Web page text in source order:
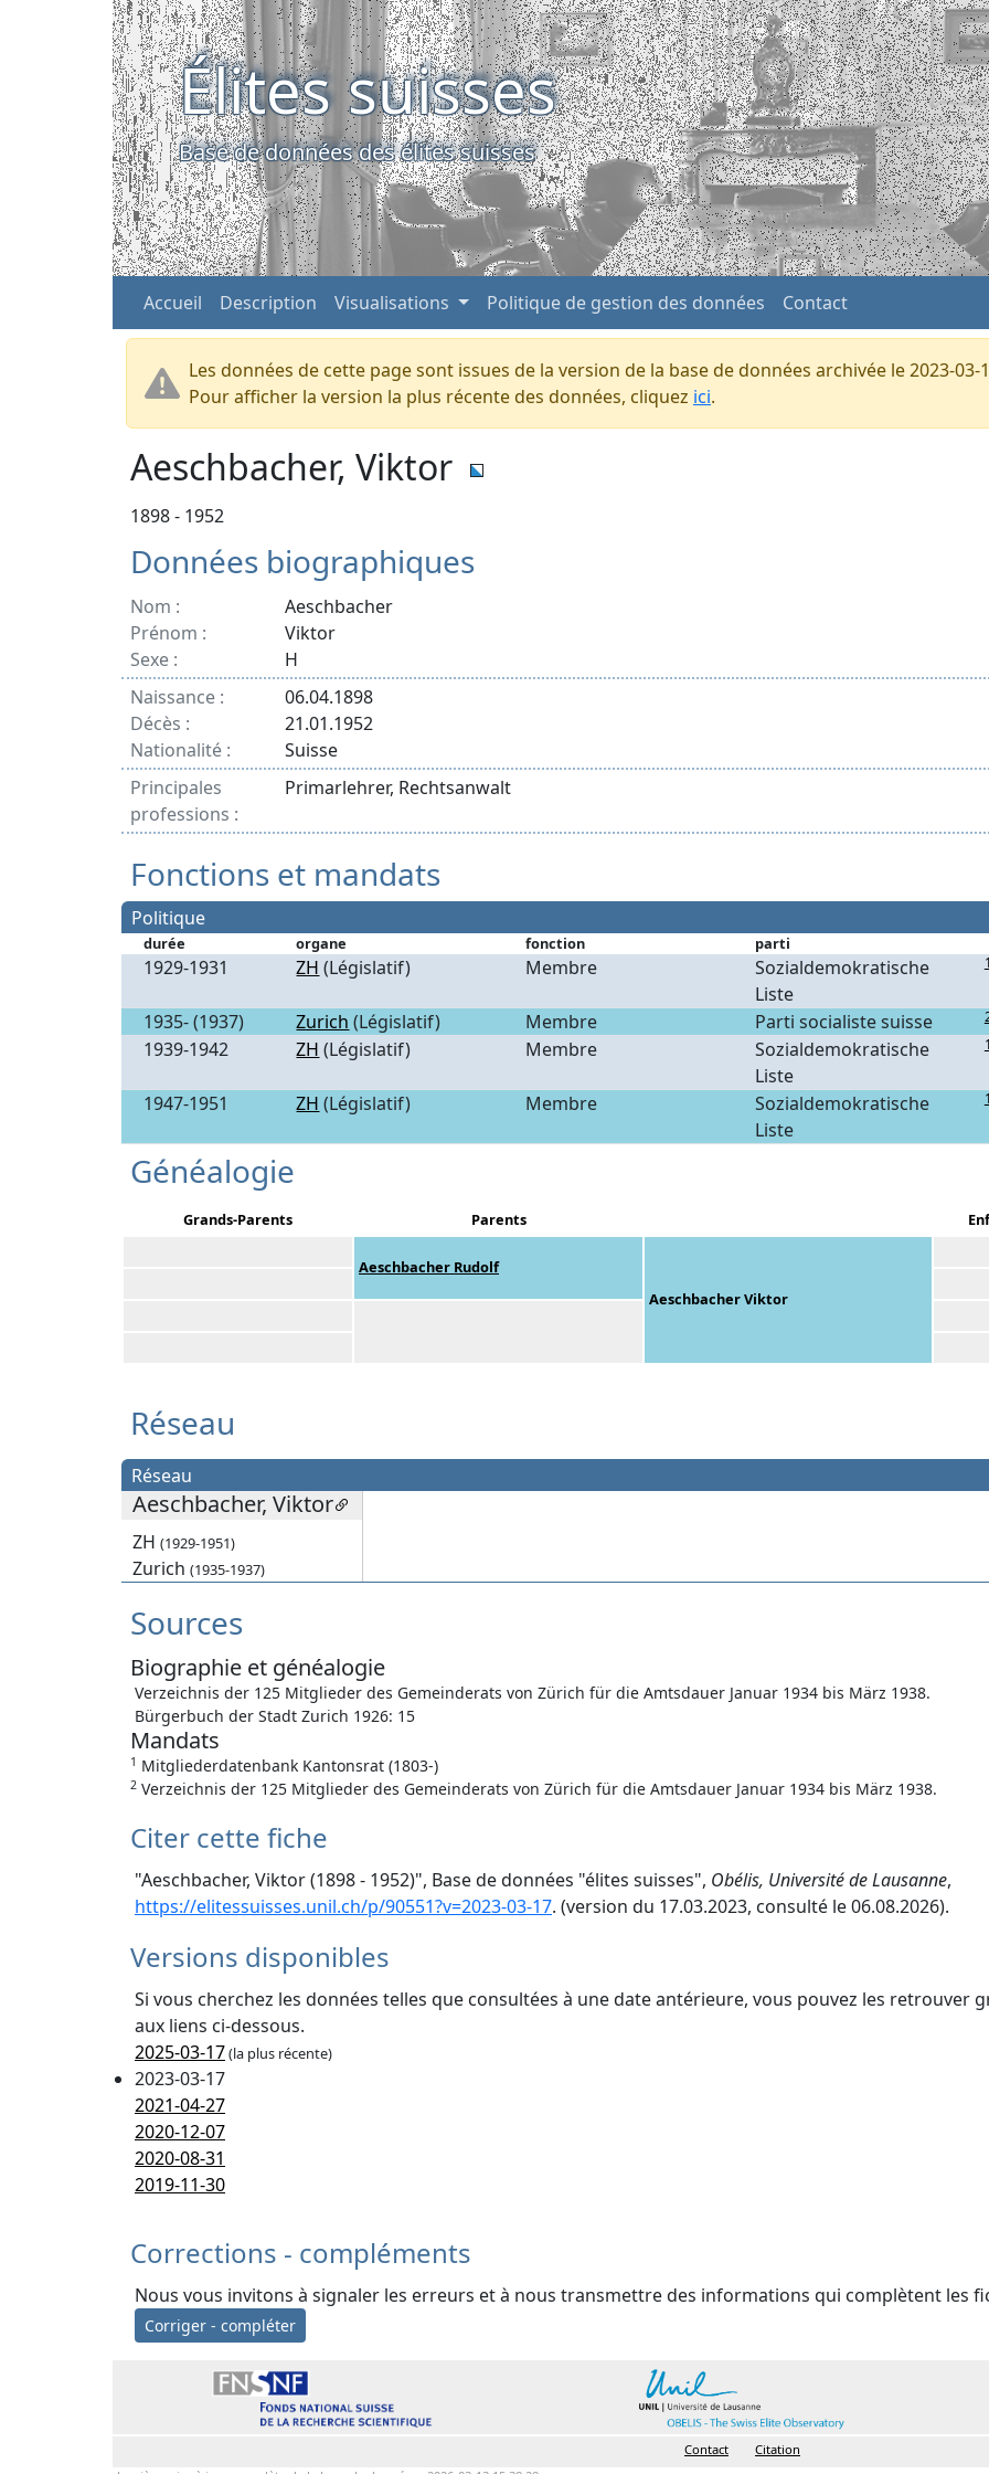
Élites suisses
Base de données des élites suisses
Accueil Description Visualisations Politique de gestion des données Contact
Les données de cette page sont issues de la version de la base de données archivée le 2023-03-
Pour afficher la version la plus récente des données, cliquez ici.
Aeschbacher, Viktor
1898 - 1952
Données biographiques
Nom :
Aeschbacher
Prénom :
Viktor
Sexe :
H
Naissance :
06.04.1898
Décès :
21.01.1952
Nationalité :
Suisse
Principales
professions :
Primarlehrer, Rechtsanwalt
Fonctions et mandats
Politique
durée organe fonction parti
1929-1931 ZH (Législatif) Membre
Sozialdemokratische
Liste
1935- (1937) Zurich (Législatif) Membre Parti socialiste suisse
1939-1942 ZH (Législatif) Membre
Sozialdemokratische
Liste
1947-1951 ZH (Législatif) Membre
Sozialdemokratische
Liste
Généalogie
Grands-Parents Parents
Aeschbacher Rudolf
Aeschbacher Viktor
Réseau
Réseau
Aeschbacher, Viktor
ZH (1929-1951)
Zurich (1935-1937)
Sources
Biographie et généalogie
Verzeichnis der 125 Mitglieder des Gemeinderats von Zürich für die Amtsdauer Januar 1934 bis März 1938.
Bürgerbuch der Stadt Zurich 1926: 15
Mandats
1 Mitgliederdatenbank Kantonsrat (1803-)
2 Verzeichnis der 125 Mitglieder des Gemeinderats von Zürich für die Amtsdauer Januar 1934 bis März 1938.
Citer cette fiche
"Aeschbacher, Viktor (1898 - 1952)", Base de données "élites suisses", Obélis, Université de Lausanne,
https://elitessuisses.unil.ch/p/90551?v=2023-03-17. (version du 17.03.2023, consulté le 06.08.2026).
Versions disponibles
Si vous cherchez les données telles que consultées à une date antérieure, vous pouvez les retrouver
aux liens ci-dessous.
2025-03-17(la plus récente)
2023-03-17
2021-04-27
2020-12-07
2020-08-31
2019-11-30
Corrections - compléments
Nous vous invitons à signaler les erreurs et à nous transmettre des informations qui complètent les
Corriger - compléter
Contact
Citation